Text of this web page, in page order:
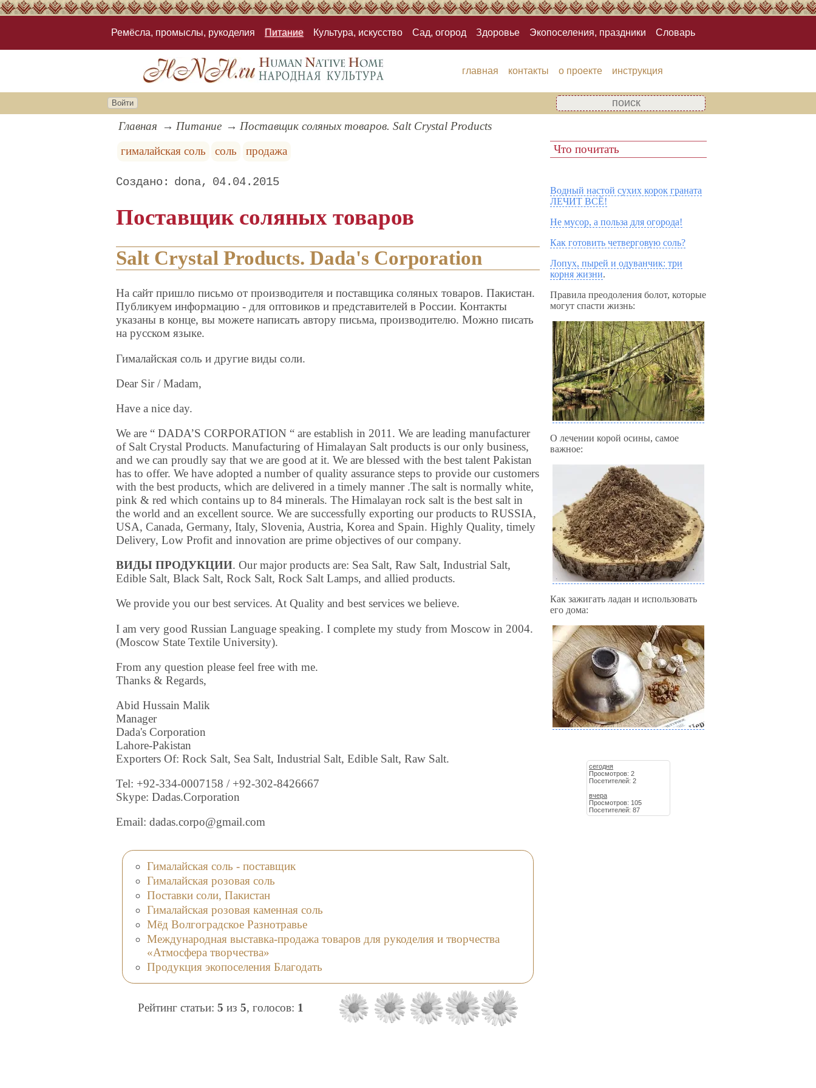
Ремёсла, промыслы, рукоделия Питание Культура, искусство Сад, огород Здоровье Экопоселения, праздники Словарь
главная контакты о проекте инструкция
Войти
Главная Питание
Поставщик соляных товаров. Salt Crystal Products
гималайская соль
соль продажа
dona 04.04.2015
Поставщик соляных товаров
Salt Crystal Products. Dada's Corporation
На сайт пришло письмо от производителя и поставщика соляных товаров. Пакистан.
Публикуем информацию - для оптовиков и представителей в России. Контакты
указаны в конце, вы можете написать автору письма, производителю. Можно писать
на русском языке.
Гималайская соль и другие виды соли.
Dear Sir / Madam,
Have a nice day.
We are “ DADA’S CORPORATION “ are establish in 2011. We are leading manufacturer
of Salt Crystal Products. Manufacturing of Himalayan Salt products is our only business,
and we can proudly say that we are good at it. We are blessed with the best talent Pakistan
has to offer. We have adopted a number of quality assurance steps to provide our customers
with the best products, which are delivered in a timely manner .The salt is normally white,
pink & red which contains up to 84 minerals. The Himalayan rock salt is the best salt in
the world and an excellent source. We are successfully exporting our products to RUSSIA,
USA, Canada, Germany, Italy, Slovenia, Austria, Korea and Spain. Highly Quality, timely
Delivery, Low Profit and innovation are prime objectives of our company.
ВИДЫ ПРОДУКЦИИ. Our major products are: Sea Salt, Raw Salt, Industrial Salt,
Edible Salt, Black Salt, Rock Salt, Rock Salt Lamps, and allied products.
We provide you our best services. At Quality and best services we believe.
I am very good Russian Language speaking. I complete my study from Moscow in 2004.
(Moscow State Textile University).
From any question please feel free with me.
Thanks & Regards,
Abid Hussain Malik
Manager
Dada's Corporation
Lahore-Pakistan
Exporters Of: Rock Salt, Sea Salt, Industrial Salt, Edible Salt, Raw Salt.
Tel: +92-334-0007158 / +92-302-8426667
Skype: Dadas.Corporation
Email: dadas.corpo@gmail.com
Гималайская соль - поставщик
Гималайская розовая соль
Поставки соли, Пакистан
Гималайская розовая каменная соль
Мёд Волгоградское Разнотравье
Международная выставка-продажа товаров для рукоделия и творчества
«Атмосфера творчества»
Продукция экопоселения Благодать
Рейтинг статьи:5 из5, голосов: 1
Что почитать
Водный настой сухих корок граната
ЛЕЧИТ ВСЁ!
Не мусор, а польза для огорода!
Как готовить четверговую соль?
Лопух, пырей и одуванчик: три
корня жизни.
Правила преодоления болот, которые
могут спасти жизнь:
О лечении корой осины, самое
важное:
Как зажигать ладан и использовать
его дома:
сегодня
Просмотров: 2
Посетителей: 2
вчера
Просмотров: 105
Посетителей: 87